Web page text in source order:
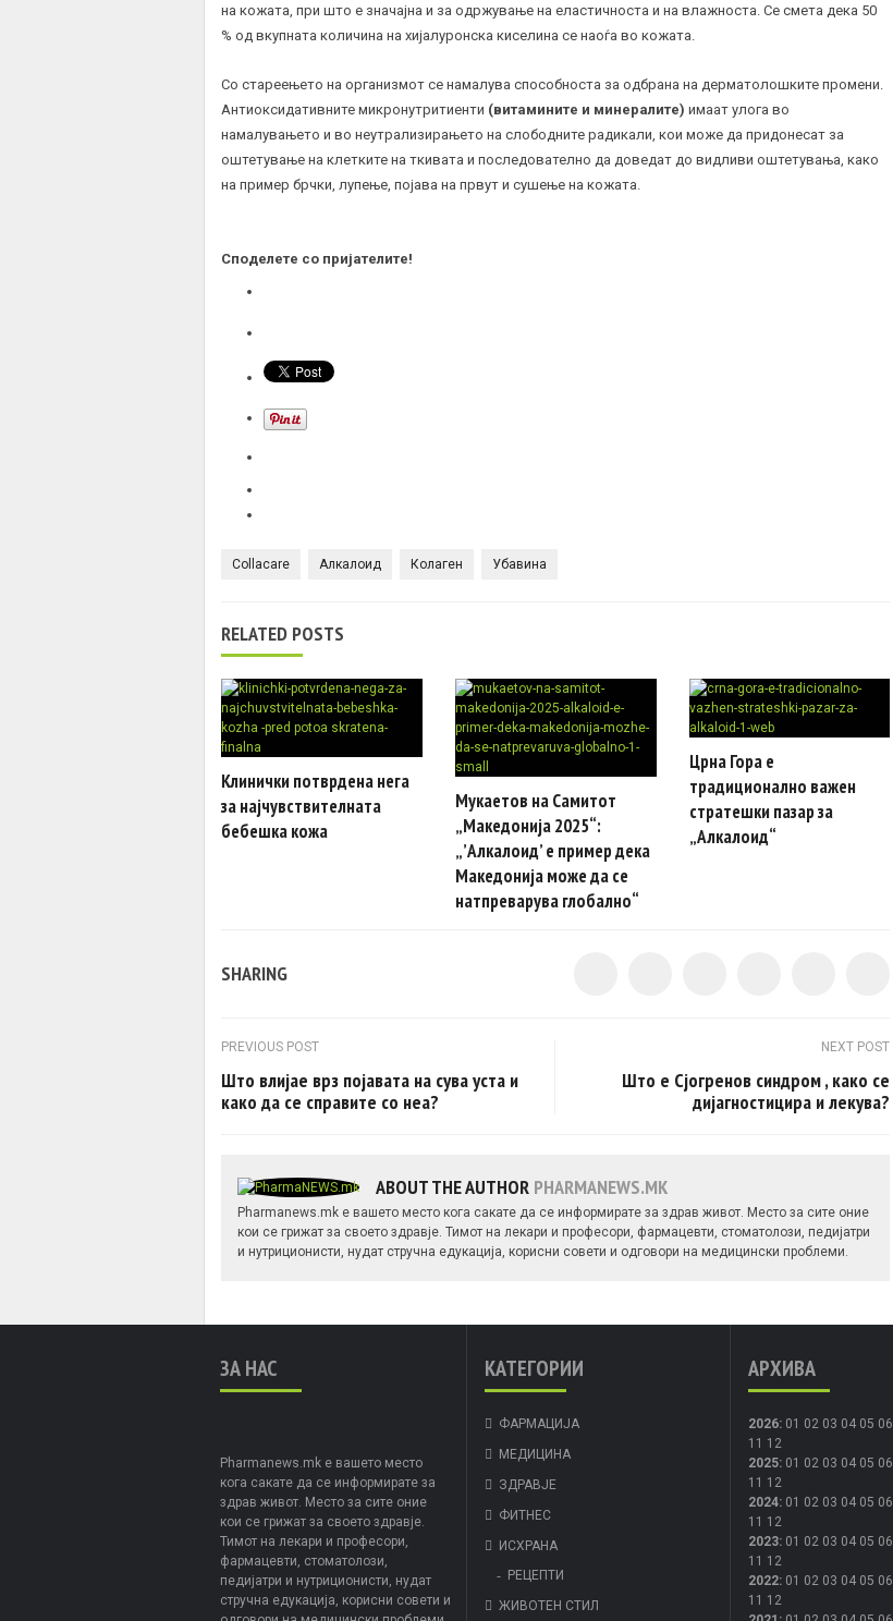
на кожата, при што е значајна и за одржување на еластичноста и на влажноста. Се смета дека 50
% од вкупната количина на хијалуронска киселина се наоѓа во кожата.
Со стареењето на организмот се намалува способноста за одбрана нa дерматолошките промени.
Антиоксидативните микронутритиенти (витамините и минералите) имаат улога во
намалувањето и во неутрализирањето на слободните радикали, кои може да придонесат за
оштетување на клетките на ткивата и последователно да доведат до видливи оштетувања, како
на пример брчки, лупење, појава на првут и сушење на кожата.
Споделете со пријателите!
Collacare Алкалоид Колаген Убавина
RELATED POSTS
Клинички потврдена нега
за најчувствителната
бебешка кожа
Мукаетов на Самитот
„Македонија 2025“:
„’Алкалоид’ е пример дека
Македонија може да се
натпреварува глобално“
Црна Гора e
традиционално важен
стратешки пазар за
„Алкалоид“
SHARING
Post navigation
PREVIOUS POST
Што влијае врз појавата на сува уста и
како да се справите со неа?
NEXT POST
Што е Сјогренов синдром , како се
дијагностицира и лекува?
ABOUT THE AUTHOR PHARMANEWS.MK
Pharmanews.mk е вашето место кога сакате да се информирате за здрав живот. Место за сите оние
кои се грижат за своето здравје. Тимот на лекари и професори, фармацевти, стоматолози, педијатри
и нутриционисти, нудат стручна едукација, корисни совети и одговори на медицински проблеми.
ЗА НАС
Pharmanews.mk е вашето место
кога сакате да се информирате за
здрав живот. Место за сите оние
кои се грижат за своето здравје.
Тимот на лекари и професори,
фармацевти, стоматолози,
педијатри и нутриционисти, нудат
стручна едукација, корисни совети и
КАТЕГОРИИ
ФАРМАЦИЈА
МЕДИЦИНА
ЗДРАВЈЕ
ФИТНЕС
ИСХРАНА
РЕЦЕПТИ
ЖИВОТЕН СТИЛ
АРХИВА
2026: 01 02 03 04 05 06
11 12
2025: 01 02 03 04 05 06
11 12
2024: 01 02 03 04 05 06
11 12
2023: 01 02 03 04 05 06
11 12
2022: 01 02 03 04 05 06
11 12